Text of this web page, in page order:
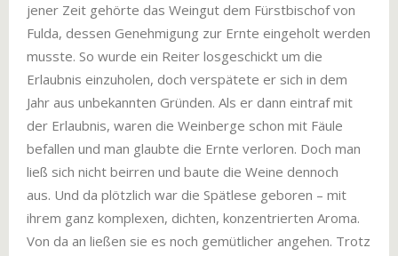
jener Zeit gehörte das Weingut dem Fürstbischof von
Fulda, dessen Genehmigung zur Ernte eingeholt werden
musste. So wurde ein Reiter losgeschickt um die
Erlaubnis einzuholen, doch verspätete er sich in dem
Jahr aus unbekannten Gründen. Als er dann eintraf mit
der Erlaubnis, waren die Weinberge schon mit Fäule
befallen und man glaubte die Ernte verloren. Doch man
ließ sich nicht beirren und baute die Weine dennoch
aus. Und da plötzlich war die Spätlese geboren – mit
ihrem ganz komplexen, dichten, konzentrierten Aroma.
Von da an ließen sie es noch gemütlicher angehen. Trotz